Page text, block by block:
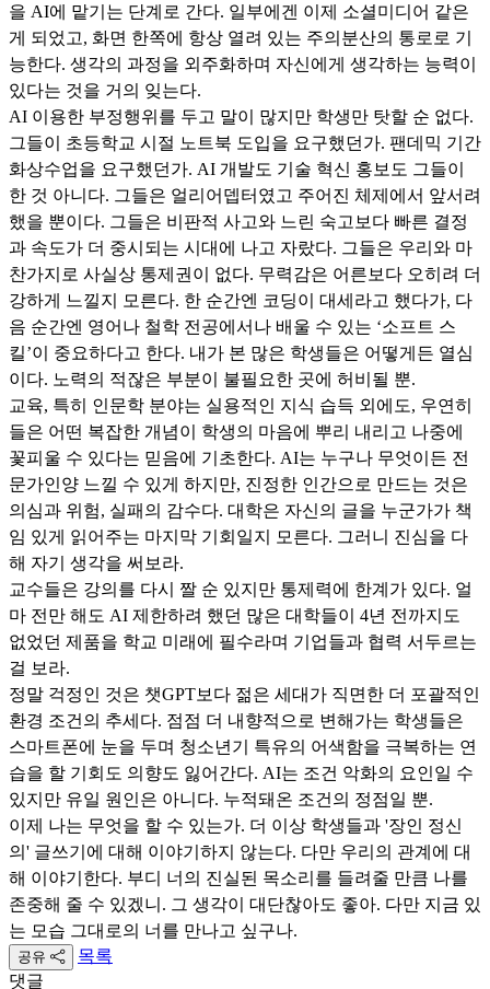
을 AI에 맡기는 단계로 간다. 일부에겐 이제 소셜미디어 같은
게 되었고, 화면 한쪽에 항상 열려 있는 주의분산의 통로로 기
능한다. 생각의 과정을 외주화하며 자신에게 생각하는 능력이
있다는 것을 거의 잊는다.
AI 이용한 부정행위를 두고 말이 많지만 학생만 탓할 순 없다.
그들이 초등학교 시절 노트북 도입을 요구했던가. 팬데믹 기간
화상수업을 요구했던가. AI 개발도 기술 혁신 홍보도 그들이
한 것 아니다. 그들은 얼리어뎁터였고 주어진 체제에서 앞서려
했을 뿐이다. 그들은 비판적 사고와 느린 숙고보다 빠른 결정
과 속도가 더 중시되는 시대에 나고 자랐다. 그들은 우리와 마
찬가지로 사실상 통제권이 없다. 무력감은 어른보다 오히려 더
강하게 느낄지 모른다. 한 순간엔 코딩이 대세라고 했다가, 다
음 순간엔 영어나 철학 전공에서나 배울 수 있는 ‘소프트 스
킬’이 중요하다고 한다. 내가 본 많은 학생들은 어떻게든 열심
이다. 노력의 적잖은 부분이 불필요한 곳에 허비될 뿐.
교육, 특히 인문학 분야는 실용적인 지식 습득 외에도, 우연히
들은 어떤 복잡한 개념이 학생의 마음에 뿌리 내리고 나중에
꽃피울 수 있다는 믿음에 기초한다. AI는 누구나 무엇이든 전
문가인양 느낄 수 있게 하지만, 진정한 인간으로 만드는 것은
의심과 위험, 실패의 감수다. 대학은 자신의 글을 누군가가 책
임 있게 읽어주는 마지막 기회일지 모른다. 그러니 진심을 다
해 자기 생각을 써보라.
교수들은 강의를 다시 짤 순 있지만 통제력에 한계가 있다. 얼
마 전만 해도 AI 제한하려 했던 많은 대학들이 4년 전까지도
없었던 제품을 학교 미래에 필수라며 기업들과 협력 서두르는
걸 보라.
정말 걱정인 것은 챗GPT보다 젊은 세대가 직면한 더 포괄적인
환경 조건의 추세다. 점점 더 내향적으로 변해가는 학생들은
스마트폰에 눈을 두며 청소년기 특유의 어색함을 극복하는 연
습을 할 기회도 의향도 잃어간다. AI는 조건 악화의 요인일 수
있지만 유일 원인은 아니다. 누적돼온 조건의 정점일 뿐.
이제 나는 무엇을 할 수 있는가. 더 이상 학생들과 '장인 정신
의' 글쓰기에 대해 이야기하지 않는다. 다만 우리의 관계에 대
해 이야기한다. 부디 너의 진실된 목소리를 들려줄 만큼 나를
존중해 줄 수 있겠니. 그 생각이 대단찮아도 좋아. 다만 지금 있
는 모습 그대로의 너를 만나고 싶구나.
공유
목록
댓글